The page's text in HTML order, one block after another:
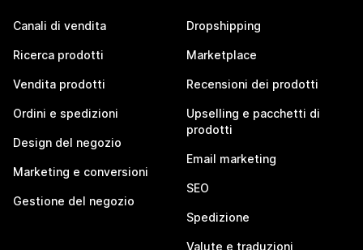
Canali di vendita
Ricerca prodotti
Vendita prodotti
Ordini e spedizioni
Design del negozio
Marketing e conversioni
Gestione del negozio
Dropshipping
Marketplace
Recensioni dei prodotti
Upselling e pacchetti di
prodotti
Email marketing
SEO
Spedizione
Valute e traduzioni